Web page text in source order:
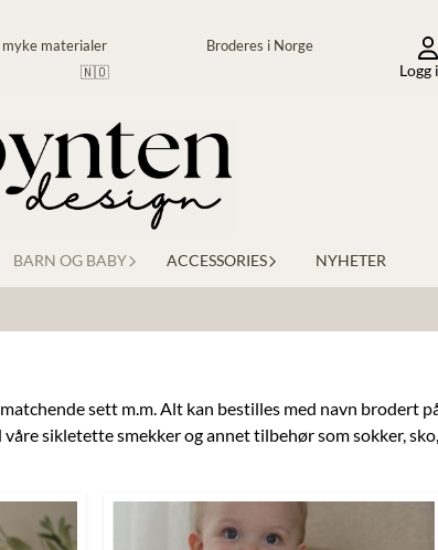
i myke materialer Broderes i Norge
🇳🇴
Logg
BARN OG BABY ACCESSORIES NYHETER
sett m.m. Alt kan bestilles med navn brodert
sikletette smekker og annet tilbehør som sokker,